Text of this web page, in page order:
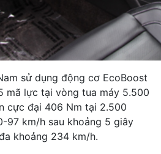
sử dụng động cơ EcoBoost
mã lực tại vòng tua máy 5.500
cực đại 406 Nm tại 2.500
97 km/h sau khoảng 5 giây
khoảng 234 km/h.